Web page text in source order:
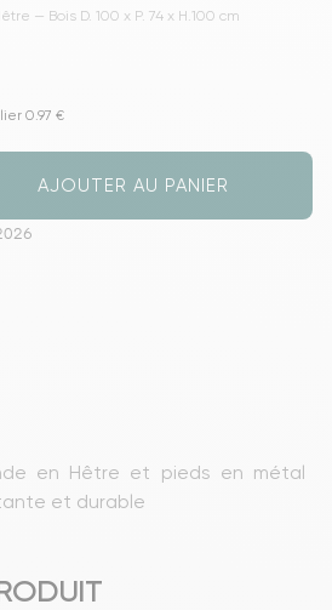
— Bois D. 100 x P. 74 x H.100 cm
0.97 €
AJOUTER AU PANIER
en Hêtre et pieds en métal
et durable